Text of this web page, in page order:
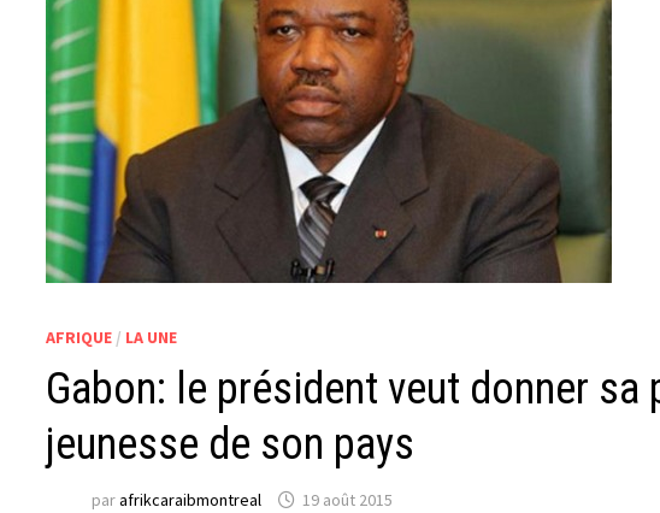
AFRIQUE / LA UNE
Gabon: le président veut donner sa
jeunesse de son pays
parafrikcaraibmontreal 19 août 2015